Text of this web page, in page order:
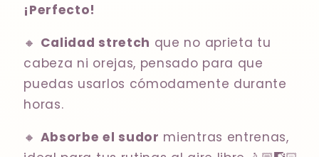
¡Perfecto!
🔸 Calidad stretch que no aprieta tu
cabeza ni orejas, pensado para que
puedas usarlos cómodamente durante
horas.
🔸 Absorbe el sudor mientras entrenas,